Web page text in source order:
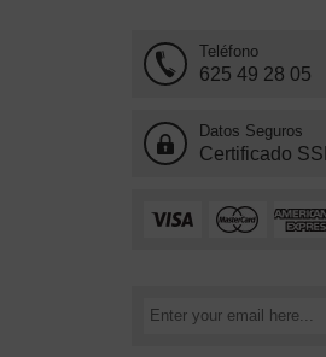
Teléfono
625 49 28 05
Datos Seguros
Certificado SSL